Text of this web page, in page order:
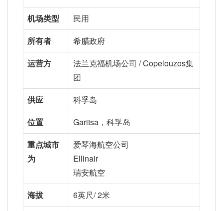
机场类型
民用
所有者
希腊政府
运营方
法兰克福机场公司 / Copelouzos集
团
供应
科孚岛
位置
Garitsa，科孚岛
重点城市
为
爱琴海航空公司
Ellinair
瑞安航空
海拔
6英尺/ 2米